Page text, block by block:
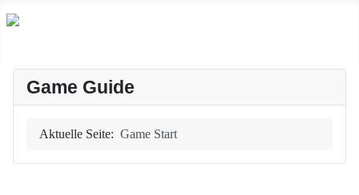
Game Guide
Aktuelle Seite: Game Start